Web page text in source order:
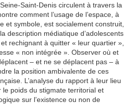
Saint-Denis circulent à travers la
comment l’usage de l’espace, à
et symbole, est socialement construit,
description médiatique d’adolescents
rechignant à quitter « leur quartier »,
« non intégrée ». Observer où et
– et ne se déplacent pas – à
la position ambivalente de ces
L’analyse du rapport à leur lieu
le poids du stigmate territorial et
sur l’existence ou non de